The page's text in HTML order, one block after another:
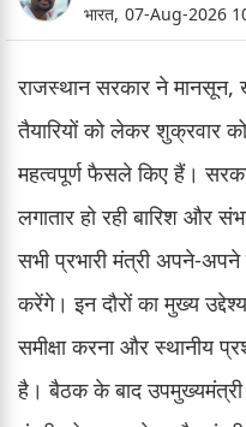
भारत, 07-Aug-2026
राजस्थान सरकार ने
तैयारियों को लेकर शुक्रवार
महत्वपूर्ण फैसले किए हैं।
लगातार हो रही बारिश और
सभी प्रभारी मंत्री अपने-अपने
करेंगे। इन दौरों का मुख्य
समीक्षा करना और स्थानीय
है। बैठक के बाद उपमुख्यमंत्री